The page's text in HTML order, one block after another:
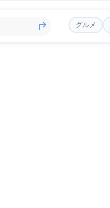
グルメ